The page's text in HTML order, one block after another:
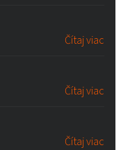
Čítaj viac
Čítaj viac
Čítaj viac